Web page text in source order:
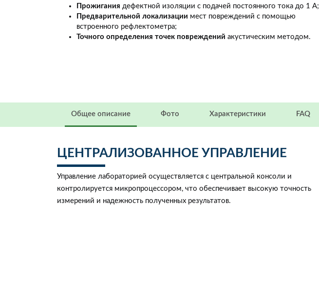
Прожигания дефектной изоляции с подачей постоянного тока до 1 А;
Предварительной локализации мест повреждений с помощью
встроенного рефлектометра;
Точного определения точек повреждений акустическим методом.
Общее описание Фото Характеристики FAQ
ЦЕНТРАЛИЗОВАННОЕ УПРАВЛЕНИЕ
Управление лабораторией осуществляется с центральной консоли и
контролируется микропроцессором, что обеспечивает высокую точность
измерений и надежность полученных результатов.